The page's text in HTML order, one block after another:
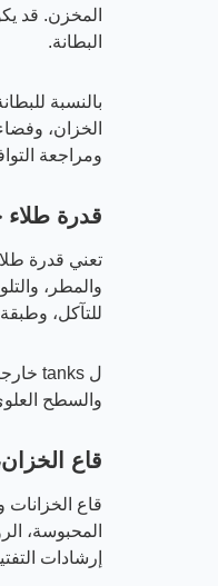
المخزن. قد
البطانة.
بالنسبة
الخزان،
ومراجعة
قدرة طلاء
تعني قدرة
والمطر،
للتآكل،
ل tanks خارجية يجب على المشترين مراجعة
والسطح
قاع
المحبوسة،
إرشادات